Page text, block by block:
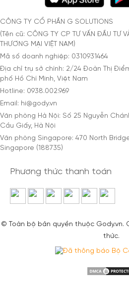
CÔNG TY CỔ PHẦN G SOLUTIONS
(Tên cũ: CÔNG TY CP TƯ VẤN ĐẦU TƯ
THƯƠNG MẠI VIỆT NAM)
Mã số doanh nghiệp: 0310931464
Địa chỉ trụ sở chính: 2/24 Đoàn Thị
phố Hồ Chí Minh, Việt Nam
Hotline: 0938.002.969
Email: hi@gody.vn
Văn phòng Hà Nội: Số 25 Nguyễn
Cầu Giấy, Hà Nội
Văn phòng Singapore: 470 North
Singapore (188735)
Phương thức thanh toán
© Toàn bộ bản quyền thuộc Gody.vn.
thức.